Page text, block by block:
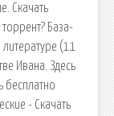
Скачать
База-
(11
Ивана. Здесь
бесплатно
- Скачать